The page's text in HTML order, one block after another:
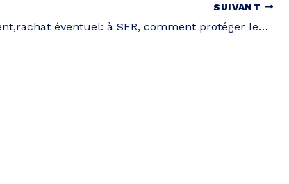
SUIVANT
Surendettement,rachat éventuel: à SFR, comment protéger les salariés des transformations à venir?